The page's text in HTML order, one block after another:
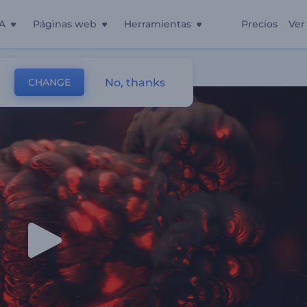
Páginas web Herramientas Precios Ver
CHANGE No, thanks